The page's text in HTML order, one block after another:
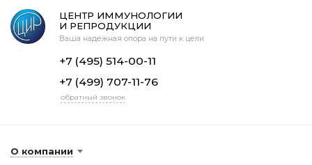
ЦЕНТР ИММУНОЛОГИИ
И РЕПРОДУКЦИИ
Ваша надежная опора на пути к цели
+7 (495) 514-00-11
+7 (499) 707-11-76
обратный звонок
О компании